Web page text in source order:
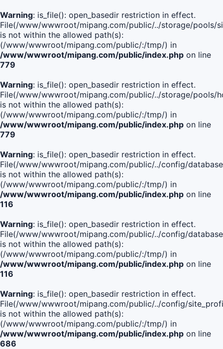
Warning: is_file(): open_basedir restriction in effect.
File(/www/wwwroot/mipang.com/public/../storage/pools/
is not within the allowed path(s):
(/www/wwwroot/mipang.com/public/:/tmp/) in
/www/wwwroot/mipang.com/public/index.php on line
779
Warning: is_file(): open_basedir restriction in effect.
File(/www/wwwroot/mipang.com/public/../storage/pools/
is not within the allowed path(s):
(/www/wwwroot/mipang.com/public/:/tmp/) in
/www/wwwroot/mipang.com/public/index.php on line
779
Warning: is_file(): open_basedir restriction in effect.
File(/www/wwwroot/mipang.com/public/../config/
is not within the allowed path(s):
(/www/wwwroot/mipang.com/public/:/tmp/) in
/www/wwwroot/mipang.com/public/index.php on line
116
Warning: is_file(): open_basedir restriction in effect.
File(/www/wwwroot/mipang.com/public/../config/
is not within the allowed path(s):
(/www/wwwroot/mipang.com/public/:/tmp/) in
/www/wwwroot/mipang.com/public/index.php on line
116
Warning: is_file(): open_basedir restriction in effect.
File(/www/wwwroot/mipang.com/public/../config/
is not within the allowed path(s):
(/www/wwwroot/mipang.com/public/:/tmp/) in
/www/wwwroot/mipang.com/public/index.php on line
686